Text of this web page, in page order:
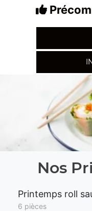
Nos
Printemps roll
6 pièces